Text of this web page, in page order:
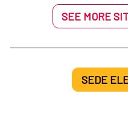
SEE MORE
SEDE